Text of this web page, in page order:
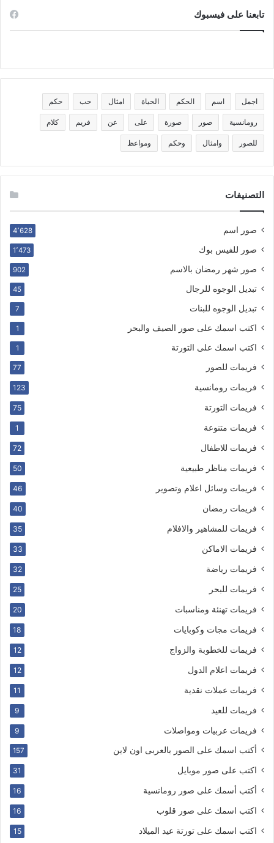
تابعنا على فيسبوك
اجمل اسم الحكم الحياة امثال حب حكم
رومانسية صور صورة على عن فريم كلام
للصور وامثال وحكم ومواعظ
التصنيفات
صور اسم 4٬628
صور للفيس بوك 1٬473
صور شهر رمضان بالاسم 902
تبديل الوجوه للرجال 45
تبديل الوجوه للبنات 7
اكتب اسمك على صور الصيف والبحر 1
اكتب اسمك على التورتة 1
فريمات للصور 77
فريمات رومانسية 123
فريمات التورتة 75
فريمات متنوعة 1
فريمات للاطفال 72
فريمات مناظر طبيعية 50
فريمات وسائل اعلام وتصوير 46
فريمات رمضان 40
فريمات للمشاهير والافلام 35
فريمات الاماكن 33
فريمات رياضة 32
فريمات للبحر 25
فريمات تهنئة ومناسبات 20
فريمات مجات وكوبايات 18
فريمات للخطوبة والزواج 12
فريمات اعلام الدول 12
فريمات عملات نقدية 11
فريمات للعيد 9
فريمات عربيات ومواصلات 9
أكتب اسمك على الصور بالعربى اون لاين 157
اكتب على صور موبايل 31
أكتب أسمك على صور رومانسية 16
اكتب اسمك على صور قلوب 16
اكتب اسمك على تورتة عيد الميلاد 15